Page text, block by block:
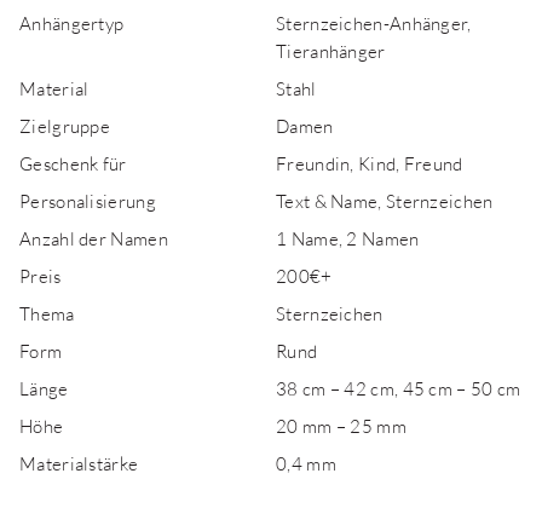
Anhängertyp
Sternzeichen-Anhänger,
Tieranhänger
Material
Stahl
Zielgruppe
Damen
Geschenk für
Freundin, Kind, Freund
Personalisierung
Text & Name, Sternzeichen
Anzahl der Namen
1 Name, 2 Namen
Preis
200€+
Thema
Sternzeichen
Form
Rund
Länge
38 cm – 42 cm, 45 cm – 50 cm
Höhe
20 mm – 25 mm
Materialstärke
0,4 mm